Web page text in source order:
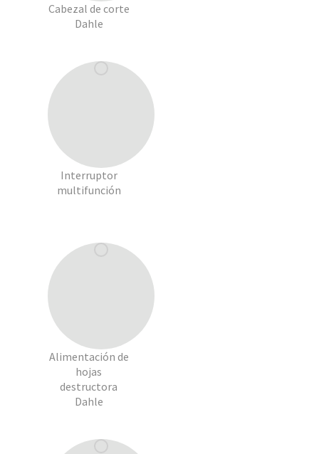
Cabezal de corte
Dahle
Interruptor
multifunción
Alimentación de
hojas
destructora
Dahle